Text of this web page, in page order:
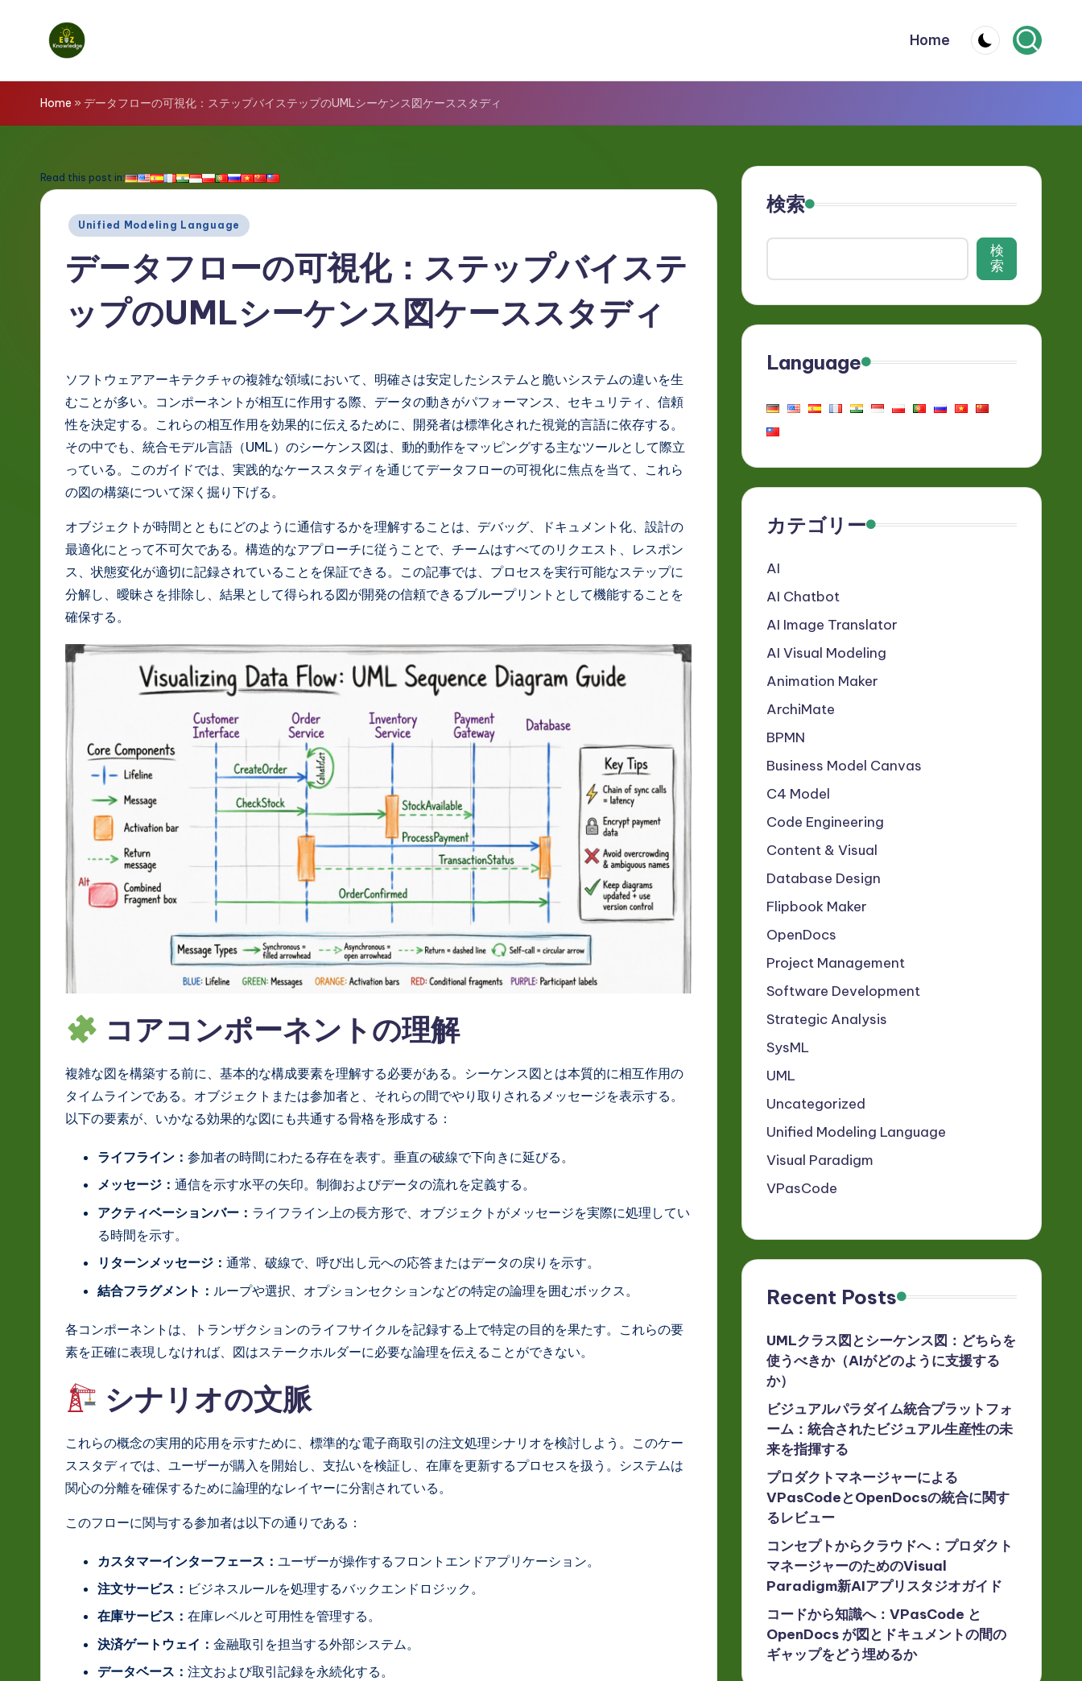
E
z
n
in
A
In
ti
Home
Home » データフローの可視化：ステップバイステップのUMLシーケンス図ケーススタディ
Read this post in:
Posted
Unified Modeling Language
データフローの可視化：ステップバイステ
ップのUMLシーケンス図ケーススタディ
ソフトウェアアーキテクチャの複雑な領域において、明確さは安定したシステムと脆いシステムの違いを生
むことが多い。コンポーネントが相互に作用する際、データの動きがパフォーマンス、セキュリティ、信頼
性を決定する。これらの相互作用を効果的に伝えるために、開発者は標準化された視覚的言語に依存する。
その中でも、統合モデル言語（UML）のシーケンス図は、動的動作をマッピングする主なツールとして際立
っている。このガイドでは、実践的なケーススタディを通じてデータフローの可視化に焦点を当て、これら
の図の構築について深く掘り下げる。
オブジェクトが時間とともにどのように通信するかを理解することは、デバッグ、ドキュメント化、設計の
最適化にとって不可欠である。構造的なアプローチに従うことで、チームはすべてのリクエスト、レスポン
ス、状態変化が適切に記録されていることを保証できる。この記事では、プロセスを実行可能なステップに
分解し、曖昧さを排除し、結果として得られる図が開発の信頼できるブループリントとして機能することを
確保する。
コアコンポーネントの理解
複雑な図を構築する前に、基本的な構成要素を理解する必要がある。シーケンス図とは本質的に相互作用の
タイムラインである。オブジェクトまたは参加者と、それらの間でやり取りされるメッセージを表示する。
以下の要素が、いかなる効果的な図にも共通する骨格を形成する：
ライフライン： 参加者の時間にわたる存在を表す。垂直の破線で下向きに延びる。
メッセージ： 通信を示す水平の矢印。制御およびデータの流れを定義する。
アクティベーションバー： ライフライン上の長方形で、オブジェクトがメッセージを実際に処理してい
る時間を示す。
リターンメッセージ： 通常、破線で、呼び出し元への応答またはデータの戻りを示す。
結合フラグメント： ループや選択、オプションセクションなどの特定の論理を囲むボックス。
各コンポーネントは、トランザクションのライフサイクルを記録する上で特定の目的を果たす。これらの要
素を正確に表現しなければ、図はステークホルダーに必要な論理を伝えることができない。
シナリオの文脈
これらの概念の実用的応用を示すために、標準的な電子商取引の注文処理シナリオを検討しよう。このケー
ススタディでは、ユーザーが購入を開始し、支払いを検証し、在庫を更新するプロセスを扱う。システムは
関心の分離を確保するために論理的なレイヤーに分割されている。
このフローに関与する参加者は以下の通りである：
カスタマーインターフェース： ユーザーが操作するフロントエンドアプリケーション。
注文サービス： ビジネスルールを処理するバックエンドロジック。
在庫サービス： 在庫レベルと可用性を管理する。
決済ゲートウェイ： 金融取引を担当する外部システム。
データベース： 注文および取引記録を永続化する。
検索
検
索
Language
カテゴリー
AI
AI Chatbot
AI Image Translator
AI Visual Modeling
Animation Maker
ArchiMate
BPMN
Business Model Canvas
C4 Model
Code Engineering
Content & Visual
Database Design
Flipbook Maker
OpenDocs
Project Management
Software Development
Strategic Analysis
SysML
UML
Uncategorized
Unified Modeling Language
Visual Paradigm
VPasCode
Recent Posts
UMLクラス図とシーケンス図：どちらを
使うべきか（AIがどのように支援する
か）
ビジュアルパラダイム統合プラットフォ
ーム：統合されたビジュアル生産性の未
来を指揮する
プロダクトマネージャーによる
VPasCodeとOpenDocsの統合に関す
るレビュー
コンセプトからクラウドへ：プロダクト
マネージャーのためのVisual
Paradigm新AIアプリスタジオガイド
コードから知識へ：VPasCode と
OpenDocs が図とドキュメントの間の
ギャップをどう埋めるか